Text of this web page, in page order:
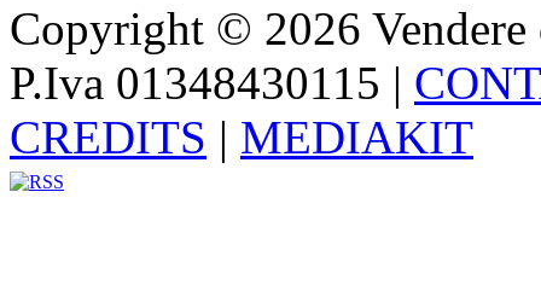
Copyright © 2026
P.Iva 01348430115 |
CREDITS | MEDIAKIT